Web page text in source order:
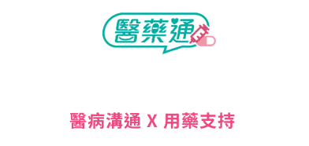
醫病溝通 X 用藥支持